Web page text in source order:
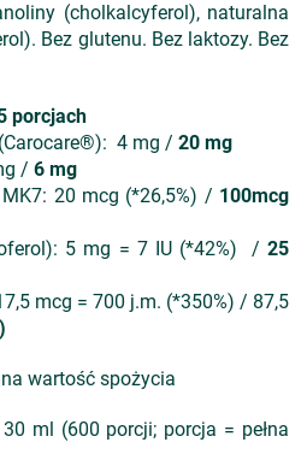
(cholkalcyferol), naturalna
Bez glutenu. Bez laktozy. Bez
porcjach
4 mg / 20 mg
/ 6 mg
20 mcg (*26,5%) / 100mcg
5 mg = 7 IU (*42%) /25
mcg = 700 j.m. (*350%) / 87,5
wartość spożycia
30 ml (600 porcji; porcja = pełna